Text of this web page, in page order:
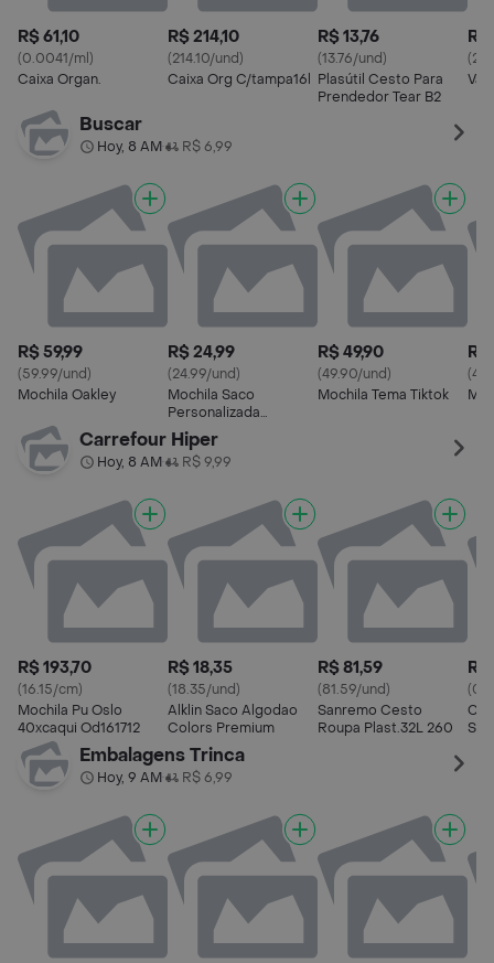
R$ 61,10
(0.0041/ml)
Caixa Organ.
R$ 214,10
(214.10/und)
Caixa Org C/tampa16l
R$ 13,76
(13.76/und)
Plasútil Cesto Para
Prendedor Tear B2
R$
Buscar
Hoy, 8 AM• R$ 6,99
R$ 59,99
(59.99/und)
Mochila Oakley
R$ 24,99
(24.99/und)
Mochila Saco
Personalizada
Lukscolor
R$ 49,90
(49.90/und)
Mochila Tema Tiktok
R$
Carrefour Hiper
Hoy, 8 AM• R$ 9,99
R$ 193,70
(16.15/cm)
Mochila Pu Oslo
40xcaqui Od161712
R$ 18,35
(18.35/und)
Alklin Saco Algodao
Colors Premium
R$ 81,59
(81.59/und)
Sanremo Cesto
Roupa Plast.32L 260
R$
Embalagens Trinca
Hoy, 9 AM• R$ 6,99